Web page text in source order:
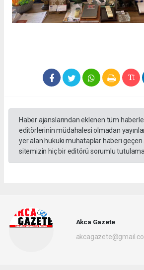
Haber ajanslarından eklenen tüm
editörlerinin müdahalesi olmadan
yer alan hukuki muhataplar haberi geçen
sitemizin hiç bir editörü sorumlu
Akca Gazete